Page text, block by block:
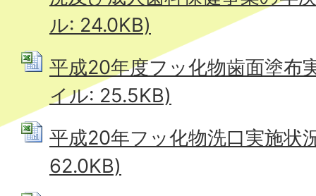
ル: 24.0KB)
平成20年度フッ化物歯面塗布
イル: 25.5KB)
平成20年フッ化物洗口実施状
62.0KB)